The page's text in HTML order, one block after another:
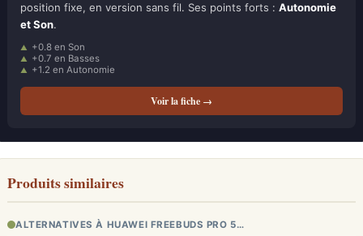
position fixe, en version sans fil. Ses points forts : Autonomie
et Son.
+0.8 en Son
+0.7 en Basses
+1.2 en Autonomie
Voir la fiche →
Produits similaires
ALTERNATIVES À HUAWEI FREEBUDS PRO 5…